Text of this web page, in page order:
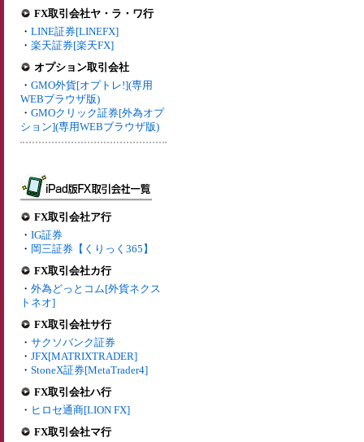
FX取引会社ヤ・ラ・ワ行
・ LINE証券[LINEFX]
・ 楽天証券[楽天FX]
オプション取引会社
・ GMO外貨[オプトレ!](専用
WEBブラウザ版)
・ GMOクリック証券[外為オプ
ション](専用WEBブラウザ版)
FX取引会社ア行
・ IG証券
・ 岡三証券【くりっく365】
FX取引会社カ行
・ 外為どっとコム[外貨ネクス
トネオ]
FX取引会社サ行
・ サクソバンク証券
・ JFX[MATRIXTRADER]
・ StoneX証券[MetaTrader4]
FX取引会社ハ行
・ ヒロセ通商[LION FX]
FX取引会社マ行